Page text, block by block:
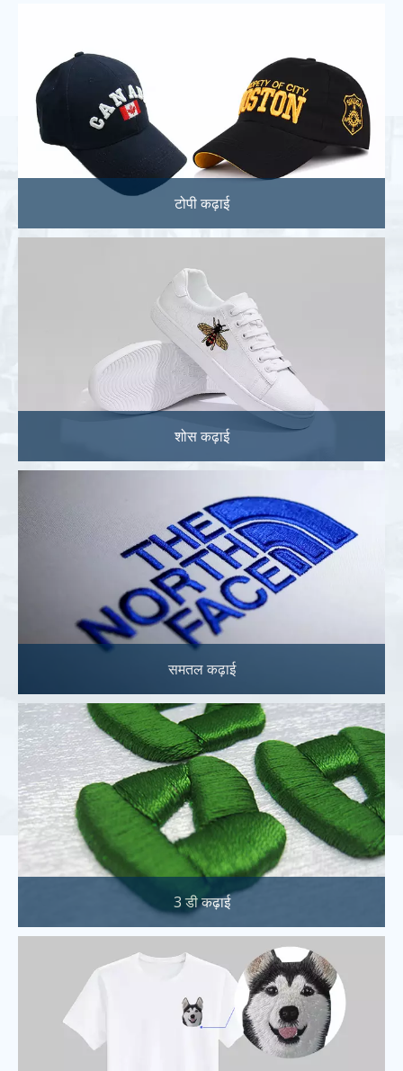
टोपी कढ़ाई
शोस कढ़ाई
समतल कढ़ाई
3 डी कढ़ाई